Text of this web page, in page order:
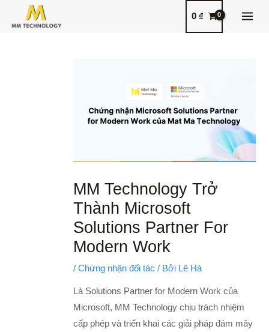
0 ₫
MM Technology Trở
Thành Microsoft
Solutions Partner For
Modern Work
/Chứng nhận đối tác / Bởi Lê Hà
Là Solutions Partner for Modern Work của
Microsoft, MM Technology chịu trách nhiệm
cấp phép và triển khai các giải pháp đám mây